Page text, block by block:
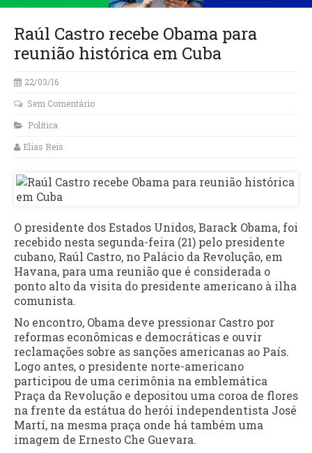
Raúl Castro recebe Obama para
reunião histórica em Cuba
22/03/16
Sem Comentário
Política
Elias Reis
O presidente dos Estados Unidos, Barack Obama, foi
recebido nesta segunda-feira (21) pelo presidente
cubano, Raúl Castro, no Palácio da Revolução, em
Havana, para uma reunião que é considerada o
ponto alto da visita do presidente americano à ilha
comunista.
No encontro, Obama deve pressionar Castro por
reformas econômicas e democráticas e ouvir
reclamações sobre as sanções americanas ao País.
Logo antes, o presidente norte-americano
participou de uma cerimônia na emblemática
Praça da Revolução e depositou uma coroa de flores
na frente da estátua do herói independentista José
Martí, na mesma praça onde há também uma
imagem de Ernesto Che Guevara.